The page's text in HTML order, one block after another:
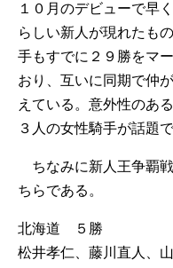
１０月のデビューで早
らしい新人が現れたも
手もすでに２９勝をマ
おり、互いに同期で仲
えている。意外性のあ
３人の女性騎手が話題
ちなみに新人王争覇
ちらである。
北海道 ５勝
松井孝仁、藤川直人、